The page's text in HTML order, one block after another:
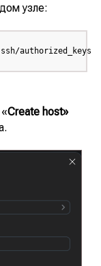
узле:
authorized_keys
Create host»